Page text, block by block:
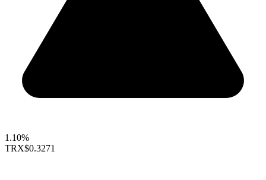
1.10%
TRX$0.3271